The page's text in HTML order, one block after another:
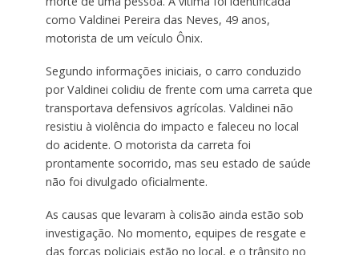
como Valdinei Pereira das Neves, 49 anos,
motorista de um veículo Ônix.
Segundo informações iniciais, o carro conduzido
por Valdinei colidiu de frente com uma carreta que
transportava defensivos agrícolas. Valdinei não
resistiu à violência do impacto e faleceu no local
do acidente. O motorista da carreta foi
prontamente socorrido, mas seu estado de saúde
não foi divulgado oficialmente.
As causas que levaram à colisão ainda estão sob
investigação. No momento, equipes de resgate e
das forças policiais estão no local, e o trânsito no